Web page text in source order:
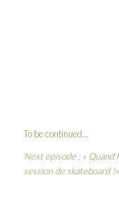
To be continued…
Next episode : « Quand
session de skateboard !«